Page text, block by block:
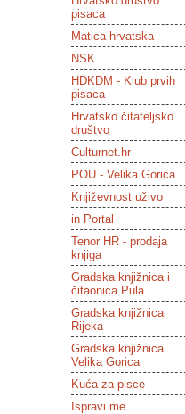
pisaca
Matica hrvatska
NSK
HDKDM - Klub prvih
pisaca
Hrvatsko čitateljsko
društvo
Culturnet.hr
POU - Velika Gorica
Književnost uživo
in Portal
Tenor HR - prodaja
knjiga
Gradska knjižnica i
čitaonica Pula
Gradska knjižnica
Rijeka
Gradska knjižnica
Velika Gorica
Kuća za pisce
Ispravi me